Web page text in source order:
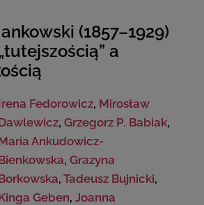
(1857–1929)
a
Fedorowicz, Mirosław
,Grzegorz P. Babiak,
Ankudowicz-
,Grazyna
,Tadeusz Bujnicki,
Geben,Joanna